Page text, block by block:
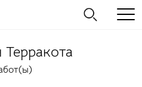
Терракота